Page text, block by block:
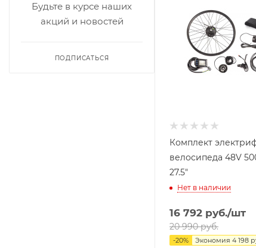
Комплект
велосипеда 48V
27.5"
Нет в наличии
16 792 руб./шт
20 990руб.
-20% Экономия 4 198
Будьте в курсе наших
акций и новостей
ПОДПИСАТЬСЯ